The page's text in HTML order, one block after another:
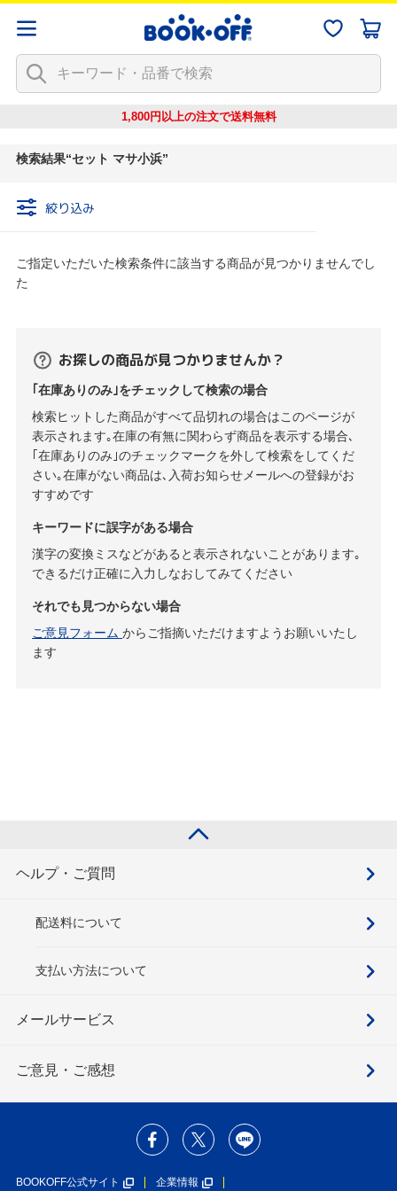
1,800円以上の注文で送料無料
検索結果 セット マサ小浜
絞り込み
ご指定いただいた検索条件に該当する商品が見つかりませんでし
た
お探しの商品が見つかりませんか？
｢在庫ありのみ｣をチェックして検索の場合
検索ヒットした商品がすべて品切れの場合はこのページが
表示されます｡在庫の有無に関わらず商品を表示する場合､
｢在庫ありのみ｣のチェックマークを外して検索をしてくだ
さい｡在庫がない商品は､入荷お知らせメールへの登録がお
すすめです
キーワードに誤字がある場合
漢字の変換ミスなどがあると表示されないことがあります｡
できるだけ正確に入力しなおしてみてください
それでも見つからない場合
ご意見フォーム からご指摘いただけますようお願いいたし
ます
ヘルプ・ご質問
配送料について
支払い方法について
メールサービス
ご意見・ご感想
BOOKOFF公式サイト 企業情報